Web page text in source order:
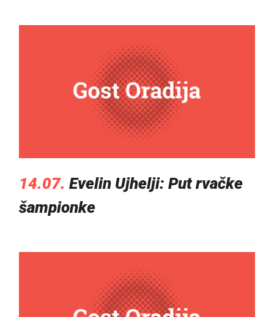
14.07. Evelin Ujhelji: Put rvačke
šampionke